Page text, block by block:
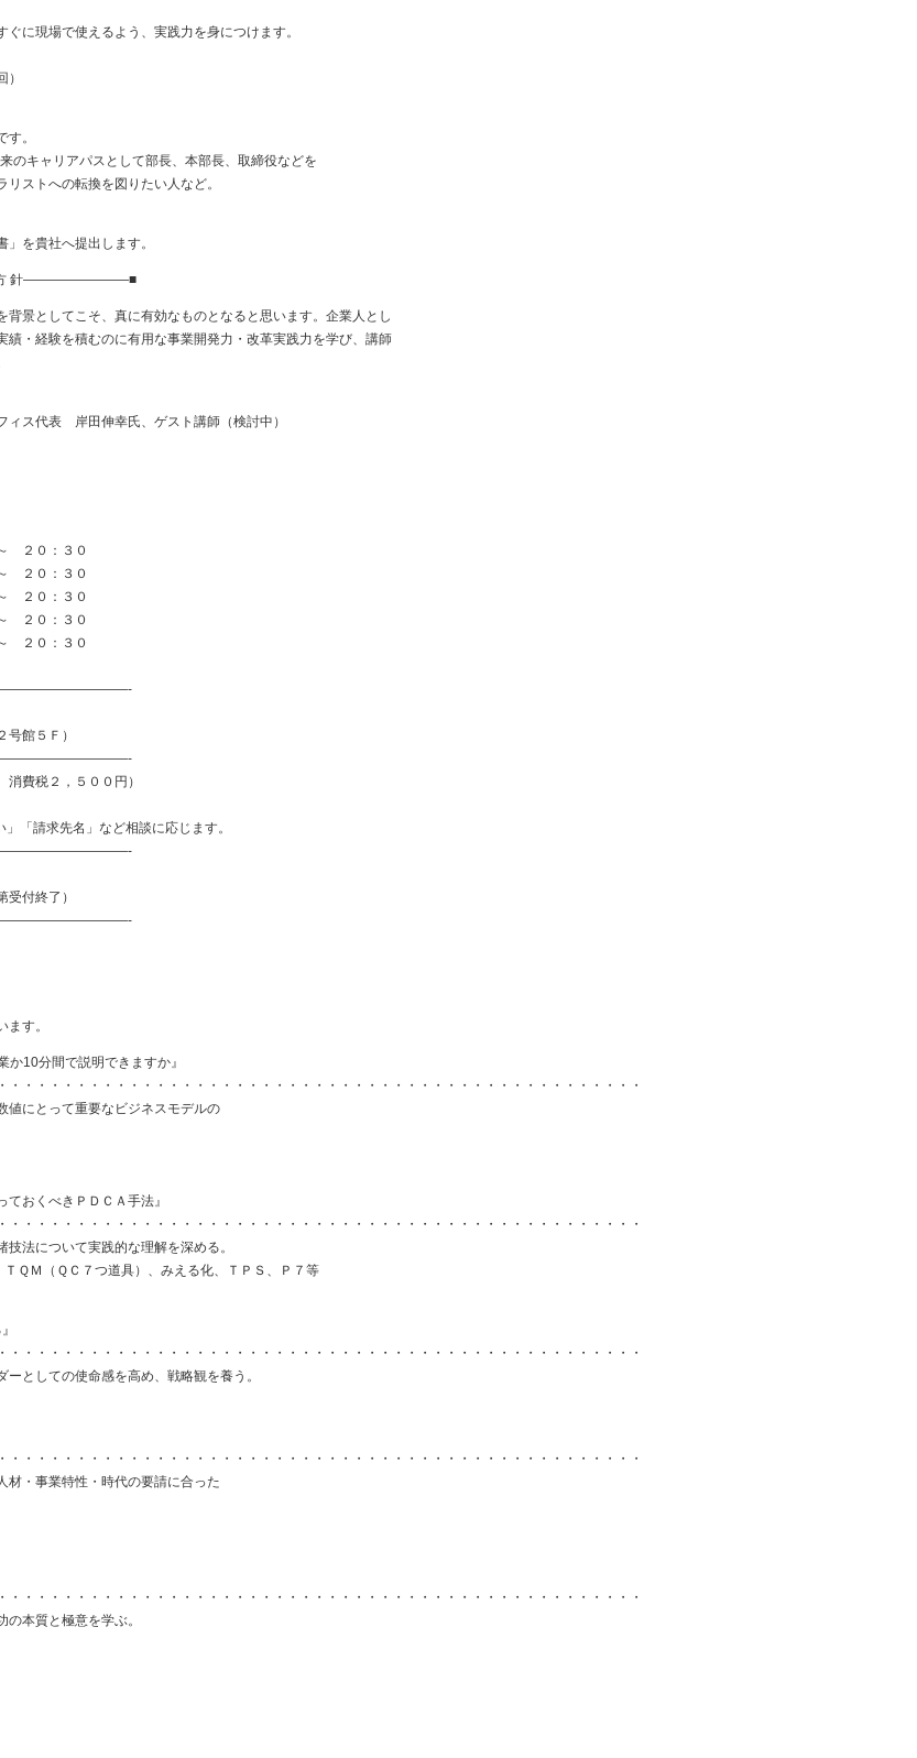
に現場で使えるよう、実践力を身につけます。
。
キャリアパスとして部長、本部長、取締役などを
トへの転換を図りたい人など。
を貴社へ提出します。
方 針――――――――■
景としてこそ、真に有効なものとなると思います。企業人とし
・経験を積むのに有用な事業開発力・改革実践力を学び、講師
代表 岸田伸幸氏、ゲスト講師（検討中）
０：３０
０：３０
０：３０
０：３０
０：３０
５Ｆ）
税２，５００円）
先名」など相談に応じます。
付終了）
す。
10分間で説明できますか』
・・・・・・・・・・・・・・・・・・・・・・・・・・・・・・・・・・・・・・・・・・・・・・・
にとって重要なビジネスモデルの
くべきＰＤＣＡ手法』
・・・・・・・・・・・・・・・・・・・・・・・・・・・・・・・・・・・・・・・・・・・・・・・
法について実践的な理解を深める。
Ｍ（ＱＣ７つ道具）、みえる化、ＴＰＳ、Ｐ７等
・・・・・・・・・・・・・・・・・・・・・・・・・・・・・・・・・・・・・・・・・・・・・・・
ーダーとしての使命感を高め、戦略観を養う。
・・・・・・・・・・・・・・・・・・・・・・・・・・・・・・・・・・・・・・・・・・・・・・・
・事業特性・時代の要請に合った
・・・・・・・・・・・・・・・・・・・・・・・・・・・・・・・・・・・・・・・・・・・・・・・
本質と極意を学ぶ。